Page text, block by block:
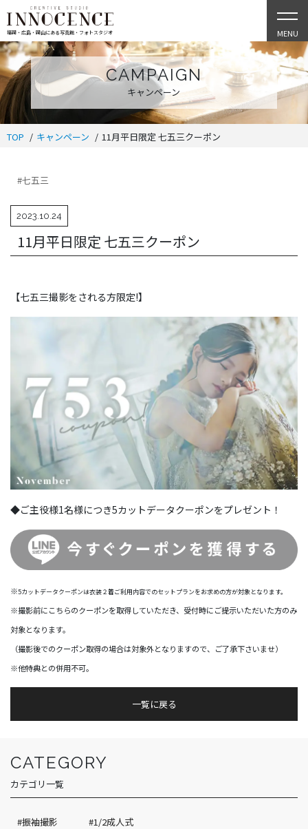
福岡・広島・岡山にある写真館・フォトスタジオ MENU
CAMPAIGN
キャンペーン
TOP キャンペーン 11月平日限定 七五三クーポン
#七五三
2023.10.24
11月平日限定 七五三クーポン
【七五三撮影をされる方限定!】
◆ご主役様1名様につき5カットデータクーポンをプレゼント！
※5カットデータクーポンは衣装２着ご利用内容でのセットプランをお求めの方が対象となります。
※撮影前にこちらのクーポンを取得していただき、受付時にご提示いただいた方のみ
対象となります。
（撮影後でのクーポン取得の場合は対象外となりますので、ご了承下さいませ）
※他特典との併用不可。
一覧に戻る
CATEGORY
カテゴリ一覧
#振袖撮影 #1/2成人式